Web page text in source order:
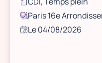
Paris 16e
Le 04/08/2026